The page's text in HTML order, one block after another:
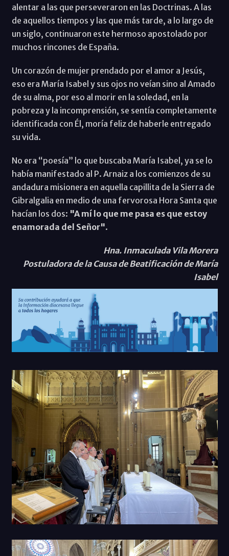
alentar a las que perseveraron en las Doctrinas. A las
de aquellos tiempos y las que más tarde, a lo largo de
un siglo, continuaron este hermoso apostolado por
muchos rincones de España.
Un corazón de mujer prendado por el amor a Jesús,
eso era María Isabel y sus ojos no veían sino al Amado
de su alma, por eso al morir en la soledad, en la
pobreza y la incomprensión, se sentía completamente
identificada con Él, moría feliz de haberle entregado
su vida.
No era “poesía” lo que buscaba María Isabel, ya se lo
había manifestado al P. Arnaiz a los comienzos de su
andadura misionera en aquella capillita de la Sierra de
Gibralgalia en medio de una fervorosa Hora Santa que
hacían los dos: "A mí lo que me pasa es que estoy
enamorada del Señor".
Hna. Inmaculada Vila Morera
Postuladora de la Causa de Beatificación de María
Isabel